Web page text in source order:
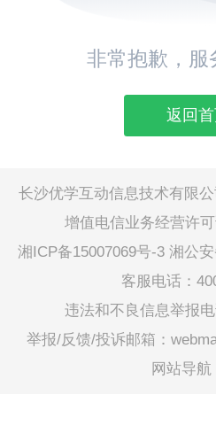
非常抱歉，服
返回
长沙优学互动信息技术有限
增值电信业务经营许
湘ICP备15007069号-3 湘公
客服电话：
违法和不良信息举报
举报/反馈/投诉邮箱：
网站导航